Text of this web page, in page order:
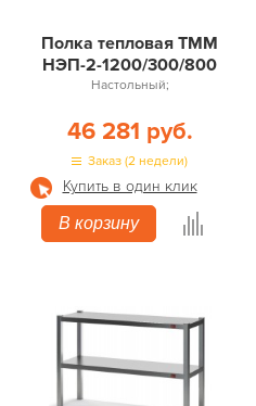
Полка тепловая ТММ
НЭП-2-1200/300/800
Настольный;
46 281 руб.
Заказ (2 недели)
Купить в один клик
В корзину